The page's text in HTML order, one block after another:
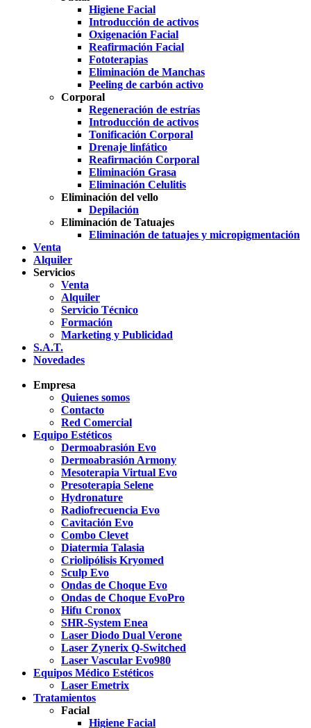
Higiene Facial
Introducción de activos
Oxigenación Facial
Reafirmación Facial
Fototerapias
Eliminación de Manchas
Peeling de carbón activo
Corporal
Regeneración de estrías
Introducción de activos
Tonificación Corporal
Drenaje linfático
Reafirmación Corporal
Eliminación Grasa
Eliminación Celulitis
Eliminación del vello
Depilación
Eliminación de Tatuajes
Eliminación de tatuajes y micropigmentación
Venta
Alquiler
Servicios
Venta
Alquiler
Servicio Técnico
Formación
Marketing y Publicidad
S.A.T.
Novedades
Empresa
Quienes somos
Contacto
Red Comercial
Equipo Estéticos
Dermoabrasión Evo
Dermoabrasión Armony
Mesoterapia Virtual Evo
Presoterapia Selene
Hydronature
Radiofrecuencia Evo
Cavitación Evo
Combo Clevet
Diatermia Talasia
Criolipólisis Kryomed
Sculp Evo
Ondas de Choque Evo
Ondas de Choque EvoPro
Hifu Cronox
SHR-System Enea
Laser Diodo Dual Verone
Laser Zynerix Q-Switched
Laser Vascular Evo980
Equipos Médico Estéticos
Laser Emetrix
Tratamientos
Facial
Higiene Facial